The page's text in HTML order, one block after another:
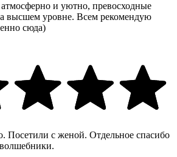
атмосферно и уютно, превосходные
высшем уровне. Всем рекомендую
сюда)
Посетили с женой. Отдельное спасибо